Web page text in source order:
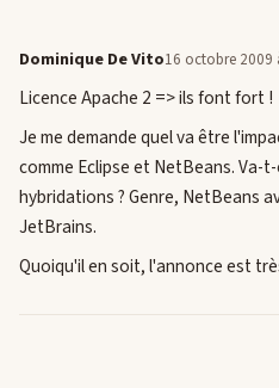
Dominique De Vito16 octobre 2009
Licence Apache 2 => ils font fort !
Je me demande quel va être
comme Eclipse et NetBeans. Va-
hybridations ? Genre, NetBeans
JetBrains.
Quoiqu'il en soit, l'annonce est